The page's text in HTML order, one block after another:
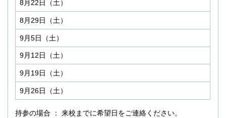
8月22日（土）
8月29日（土）
9月5日（土）
9月12日（土）
9月19日（土）
9月26日（土）
持参の場合 ： 来校までに希望日をご連絡ください。